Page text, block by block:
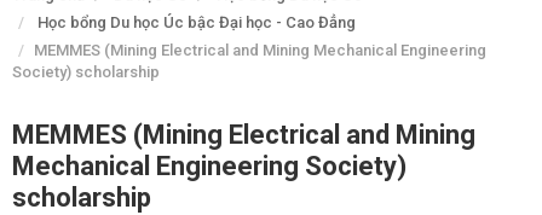
Học bổng Du học Úc bậc Đại học - Cao Đẳng
MEMMES (Mining Electrical and Mining Mechanical Engineering
Society) scholarship
MEMMES (Mining Electrical and Mining
Mechanical Engineering Society)
scholarship
LIÊN HỆ